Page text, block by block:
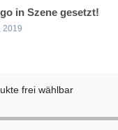
in Szene gesetzt!
2019
frei wählbar